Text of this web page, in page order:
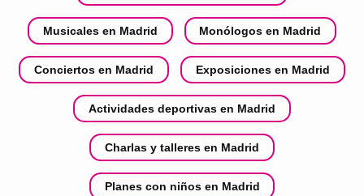
Musicales en Madrid Monólogos en Madrid
Conciertos en Madrid Exposiciones en Madrid
Actividades deportivas en Madrid
Charlas y talleres en Madrid
Planes con niños en Madrid